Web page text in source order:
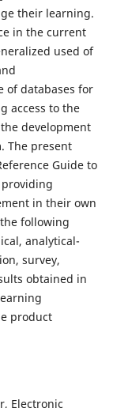
their learning.
in the current
used of
of databases for
access to the
development
The present
Guide to
in their own
following
analytical-
survey,
obtained in
product
Electronic